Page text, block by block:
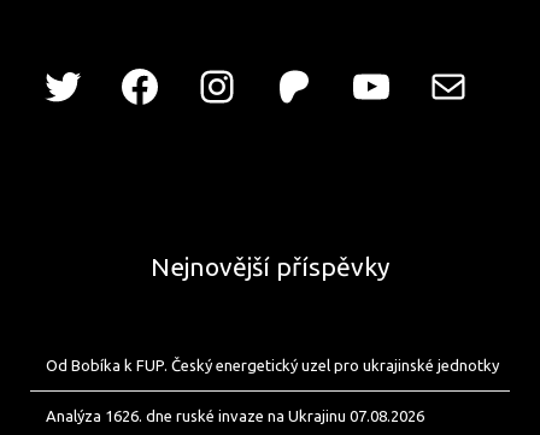
Nejnovější příspěvky
Od Bobíka k FUP. Český energetický uzel pro ukrajinské jednotky
Analýza 1626. dne ruské invaze na Ukrajinu 07.08.2026